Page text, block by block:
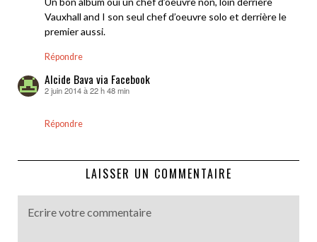
Vauxhall and I son seul chef d’oeuvre solo et derrière le
premier aussi.
Répondre
Alcide Bava via Facebook
dit :
2 juin 2014 à 22 h 48 min
Répondre
LAISSER UN COMMENTAIRE